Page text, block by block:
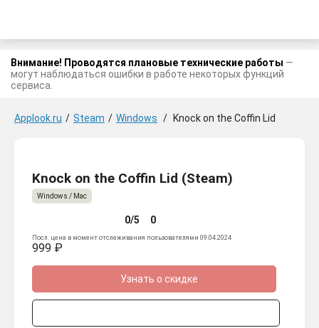
Внимание! Проводятся плановые технические работы —
могут наблюдаться ошибки в работе некоторых функций
сервиса.
Applook.ru / Steam / Windows / Knock on the Coffin Lid
Knock on the Coffin Lid (Steam)
Windows / Mac
0/5 0
Посл. цена в момент отслеживания пользователями 09.04.2024
999 ₽
Узнать о скидке